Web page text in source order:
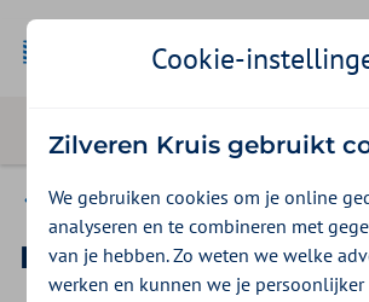
Nieuws
Betaaltekst FBTO
Cookie-
Zilveren Kruis gebruikt
We gebruiken cookies om je online
analyseren en te combineren met
van je hebben. Zo weten we welke
werken en kunnen we je